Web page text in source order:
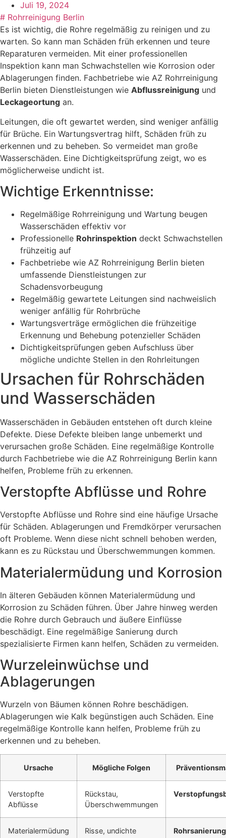
Juli 19, 2024
# Rohrreinigung Berlin
Es ist wichtig, die Rohre regelmäßig zu reinigen und zu
warten. So kann man Schäden früh erkennen und teure
Reparaturen vermeiden. Mit einer professionellen
Inspektion kann man Schwachstellen wie Korrosion oder
Ablagerungen finden. Fachbetriebe wie AZ Rohrreinigung
Berlin bieten Dienstleistungen wie Abflussreinigung und
Leckageortung an.
Leitungen, die oft gewartet werden, sind weniger anfällig
für Brüche. Ein Wartungsvertrag hilft, Schäden früh zu
erkennen und zu beheben. So vermeidet man große
Wasserschäden. Eine Dichtigkeitsprüfung zeigt, wo es
möglicherweise undicht ist.
Wichtige Erkenntnisse:
Regelmäßige Rohrreinigung und Wartung beugen
Wasserschäden effektiv vor
Professionelle Rohrinspektion deckt Schwachstellen
frühzeitig auf
Fachbetriebe wie AZ Rohrreinigung Berlin bieten
umfassende Dienstleistungen zur
Schadensvorbeugung
Regelmäßig gewartete Leitungen sind nachweislich
weniger anfällig für Rohrbrüche
Wartungsverträge ermöglichen die frühzeitige
Erkennung und Behebung potenzieller Schäden
Dichtigkeitsprüfungen geben Aufschluss über
mögliche undichte Stellen in den Rohrleitungen
Ursachen für Rohrschäden
und Wasserschäden
Wasserschäden in Gebäuden entstehen oft durch kleine
Defekte. Diese Defekte bleiben lange unbemerkt und
verursachen große Schäden. Eine regelmäßige Kontrolle
durch Fachbetriebe wie die AZ Rohrreinigung Berlin kann
helfen, Probleme früh zu erkennen.
Verstopfte Abflüsse und Rohre
Verstopfte Abflüsse und Rohre sind eine häufige Ursache
für Schäden. Ablagerungen und Fremdkörper verursachen
oft Probleme. Wenn diese nicht schnell behoben werden,
kann es zu Rückstau und Überschwemmungen kommen.
Materialermüdung und Korrosion
In älteren Gebäuden können Materialermüdung und
Korrosion zu Schäden führen. Über Jahre hinweg werden
die Rohre durch Gebrauch und äußere Einflüsse
beschädigt. Eine regelmäßige Sanierung durch
spezialisierte Firmen kann helfen, Schäden zu vermeiden.
Wurzeleinwüchse und
Ablagerungen
Wurzeln von Bäumen können Rohre beschädigen.
Ablagerungen wie Kalk begünstigen auch Schäden. Eine
regelmäßige Kontrolle kann helfen, Probleme früh zu
erkennen und zu beheben.
Ursache Mögliche Folgen
Verstopfte
Abflüsse
Rückstau,
Überschwemmungen
Materialermüdung
Risse, undichte
Rohrsanierung